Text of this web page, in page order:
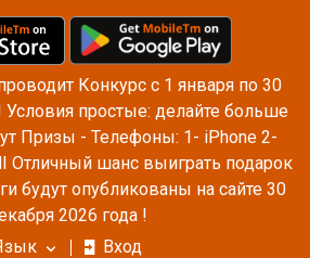
Конкурс с 1 января по 30
Условия простые: делайте больше
Призы - Телефоны: 1- iPhone 2-
Отличный шанс выиграть подарок
будут опубликованы на сайте 30
2026 года !
Вход